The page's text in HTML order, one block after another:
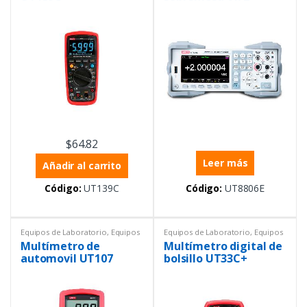
$64.82
Añadir al carrito
Código: UT139C
Leer más
Código: UT8806E
Equipos de Laboratorio, Equipos
Uni-trend Equipos y materiales
eléctricos,Instrumentación y
Procesos,Multímetros,
Multímetros
Multímetro de
automovil UT107
Equipos de Laboratorio, Equipos
Uni-trend Equipos y materiales
eléctricos,Instrumentación y
Procesos, Multímetros
Multímetros
Multímetro digital de
bolsillo UT33C+